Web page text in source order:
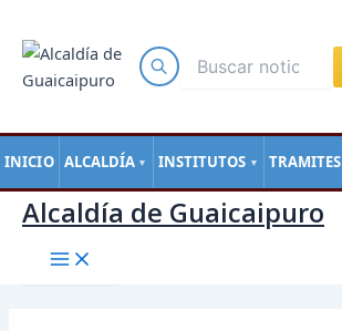
INICIO ALCALDÍA ▼ INSTITUTOS ▼ TRAMITES
contenido
Alcaldía de Guaicaipuro
de
entradas